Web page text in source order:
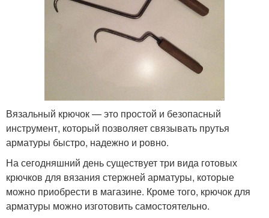
Вязальный крючок — это простой и безопасный
инструмент, который позволяет связывать прутья
арматуры быстро, надежно и ровно.
На сегодняшний день существует три вида готовых
крючков для вязания стержней арматуры, которые
можно приобрести в магазине. Кроме того, крючок для
арматуры можно изготовить самостоятельно.